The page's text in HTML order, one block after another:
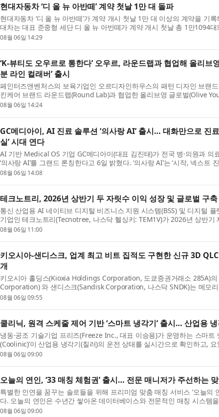
현대자동차 ‘디 올 뉴 아반떼’ 계약 첫날 1만 대 돌파
현대자동차 ‘디 올 뉴 아반떼’가 계약 개시 첫날 1만 대 이상의 계약을 기
대차는 대표 준중형 세단 디 올 뉴 아반떼가 계약 개시 첫날 총 1만1094
다. 이는 2020년 4월 출시된 7세대 아반떼의 계약 ...
08월 06일 14:29
‘K-뷰티도 오우르로 통한다’ 오우르, 라운드랩과 협업해 올리브
분 라인 컬래버’ 출시
페인터즈앤벤처스의 보육기업인 오르디자인하우스의 패턴 디자인 브랜드
킨케어 브랜드 라운드랩(Round Lab)과 협업한 올리브영 글로벌(Olive
다. 이번 협업은 한국 스킨케어와 디자인, 패션이 결합된...
08월 06일 14:24
GC메디아이, AI 진료 솔루션 ‘의사랑 AI’ 출시… 대화만으로 진
실’ 시대 연다
AI 기반 Medical OS 기업 GC메디아이(대표 김진태)가 전국 병·의원과 의
‘의사랑 AI’를 그랜드 론칭한다고 6일 밝혔다. ‘의사랑 AI’는 ‘시작, 넥스트
시장 점유율 1위 전자차트(EMR) ‘의사랑’의 노...
08월 06일 14:08
테크노트리, 2026년 상반기 두 자릿수 이익 성장 및 글로벌 구
통신 산업용 AI 네이티브 디지털 비즈니스 지원 시스템(BSS) 및 디지털
기업인 테크노트리(Tecnotree, 나스닥 헬싱키: TEM1V)가 2026년 상반기
리는 모든 주요 재무 지표에서 성장과 함께 영업이익...
08월 06일 11:00
키오시아-샌디스크, 업계 최고 비트 집적도 구현한 신규 3D
개
키오시아 홀딩스(Kioxia Holdings Corporation, 도쿄증권거래소 285A)
Corporation) 와 샌디스크(Sandisk Corporation, 나스닥 SNDK)는 메모
(Future of Memory and Storage Conference, FMS)에서 차세대 ...
08월 06일 09:55
쿨리닉, 원격 스케줄 제어 기반 ‘스마트 냉각기’ 출시… 산업용
냉동·공조 기술기업 프리즈(Freeze Inc., 대표 이승용)가 운영하는 스마트
(Coolinic)’이 산업용 냉각기(칠러)의 운전 상태를 실시간으로 확인하고,
동 운전할 수 있는 ‘스마트 냉각기’를 공식 출시했다고 ...
08월 06일 09:00
오늘의 연인, ‘33 매칭 체험권’ 출시… 전문 매니저가 주선하는
특별한 인연을 꿈꾸는 솔로들을 위해 프리미엄 맞춤 매칭 서비스 ‘오늘의
다. 오늘의 연인은 수년간 쌓아온 데이터베이스와 전문적인 매칭 시스템
조건 등을 종합적으로 고려해 가장 적합한 이성...
08월 06일 09:00